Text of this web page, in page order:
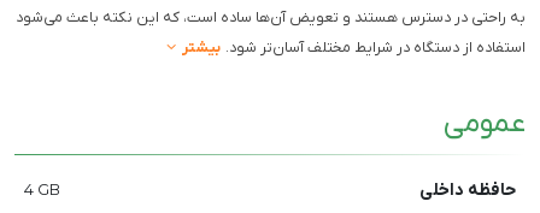
به راحتی در دسترس هستند و تعویض آن‌ها ساده است، که این نکته باعث می‌شود
استفاده از دستگاه در شرایط مختلف آسان‌تر شود. بیشتر
عمومی
حافظه داخلی 4 GB